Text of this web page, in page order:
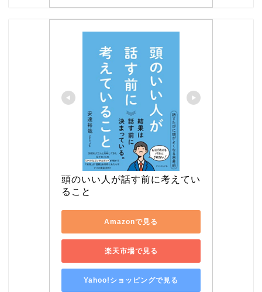
頭のいい人が話す前に考えてい
ること
Amazonで見る
楽天市場で見る
Yahoo!ショッピングで見る